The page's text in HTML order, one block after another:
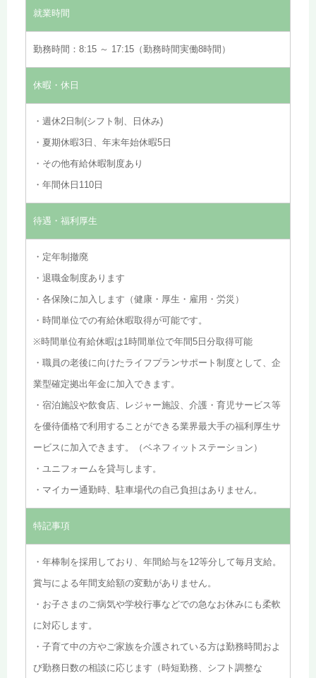
就業時間
勤務時間：8:15 ～ 17:15（勤務時間実働8時間）
休暇・休日
・週休2日制(シフト制、日休み)
・夏期休暇3日、年末年始休暇5日
・その他有給休暇制度あり
・年間休日110日
待遇・福利厚生
・定年制撤廃
・退職金制度あります
・各保険に加入します（健康・厚生・雇用・労災）
・時間単位での有給休暇取得が可能です。
※時間単位有給休暇は1時間単位で年間5日分取得可能
・職員の老後に向けたライフプランサポート制度として、企
業型確定拠出年金に加入できます。
・宿泊施設や飲食店、レジャー施設、介護・育児サービス等
を優待価格で利用することができる業界最大手の福利厚生サ
ービスに加入できます。（ベネフィットステーション）
・ユニフォームを貸与します。
・マイカー通勤時、駐車場代の自己負担はありません。
特記事項
・年棒制を採用しており、年間給与を12等分して毎月支給。
賞与による年間支給額の変動がありません。
・お子さまのご病気や学校行事などでの急なお休みにも柔軟
に対応します。
・子育て中の方やご家族を介護されている方は勤務時間およ
び勤務日数の相談に応じます（時短勤務、シフト調整な